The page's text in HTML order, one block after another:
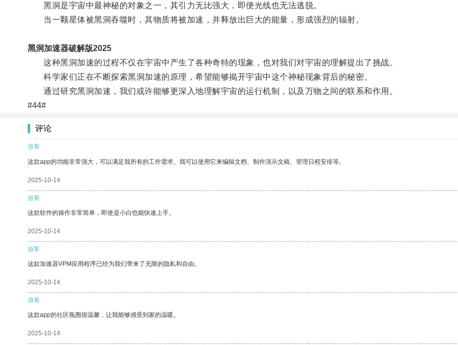
黑洞是宇宙中最神秘的对象之一，其引力无比强大，即便光线也无法逃脱。
当一颗星体被黑洞吞噬时，其物质将被加速，并释放出巨大的能量，形成强烈的辐射。
黑洞加速器破解版2025
这种黑洞加速的过程不仅在宇宙中产生了各种奇特的现象，也对我们对宇宙的理解提出了挑战。
科学家们正在不断探索黑洞加速的原理，希望能够揭开宇宙中这个神秘现象背后的秘密。
通过研究黑洞加速，我们或许能够更深入地理解宇宙的运行机制，以及万物之间的联系和作用。
#44#
评论
游客
这款app的功能非常强大，可以满足我所有的工作需求。我可以使用它来编辑文档、制作演示文稿、管理日程安排等。
2025-10-14
游客
这款软件的操作非常简单，即使是小白也能快速上手。
2025-10-14
游客
这款加速器VPM应用程序已经为我们带来了无限的隐私和自由。
2025-10-14
游客
这款app的社区氛围很温馨，让我能够感受到家的温暖。
2025-10-14